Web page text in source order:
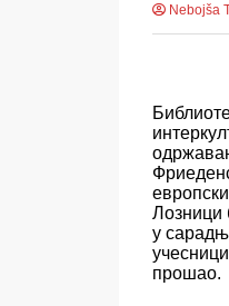
Nebojša
Лозници
у
прошао.